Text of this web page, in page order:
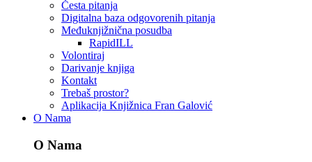
Česta pitanja
Digitalna baza odgovorenih pitanja
Međuknjižnična posudba
RapidILL
Volontiraj
Darivanje knjiga
Kontakt
Trebaš prostor?
Aplikacija Knjižnica Fran Galović
O Nama
O Nama